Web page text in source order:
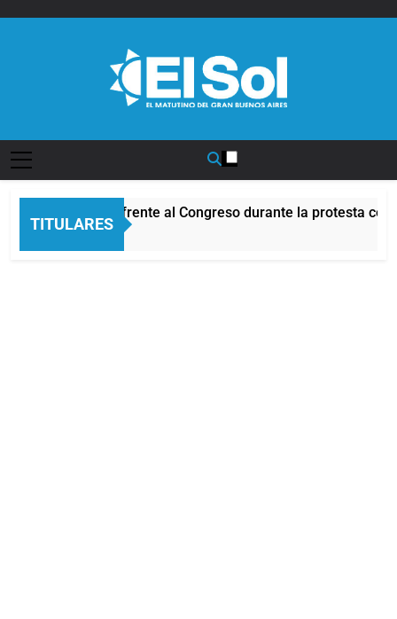
TITULARES
Incidentes frente al Congreso durante la protesta
7 Horas Atrás